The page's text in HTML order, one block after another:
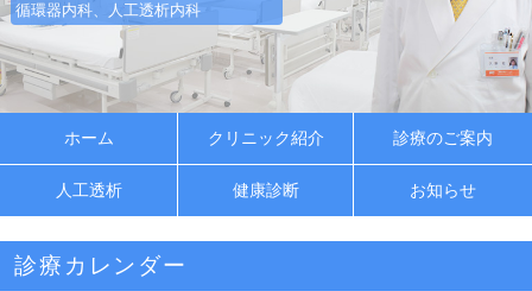
循環器内科、人工透析内科
ホーム クリニック紹介 診療のご案内
人工透析 健康診断 お知らせ
診療カレンダー